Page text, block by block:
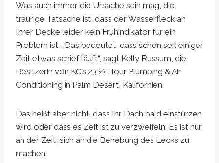
Was auch immer die Ursache sein mag, die
traurige Tatsache ist, dass der Wasserfleck an
Ihrer Decke leider kein Frühindikator für ein
Problem ist. „Das bedeutet, dass schon seit einiger
Zeit etwas schief läuft“, sagt Kelly Russum, die
Besitzerin von KC’s 23 ½ Hour Plumbing & Air
Conditioning in Palm Desert, Kalifornien.
Das heißt aber nicht, dass Ihr Dach bald einstürzen
wird oder dass es Zeit ist zu verzweifeln; Es ist nur
an der Zeit, sich an die Behebung des Lecks zu
machen.